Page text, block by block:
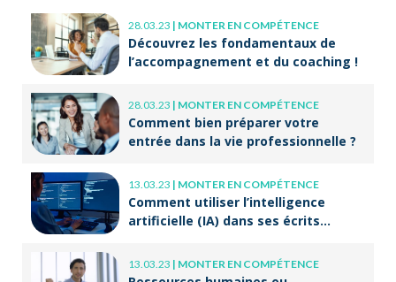
28.03.23 | MONTER EN COMPÉTENCE
Découvrez les fondamentaux de
l’accompagnement et du coaching !
28.03.23 | MONTER EN COMPÉTENCE
Comment bien préparer votre
entrée dans la vie professionnelle ?
13.03.23 | MONTER EN COMPÉTENCE
Comment utiliser l’intelligence
artificielle (IA) dans ses écrits
13.03.23 | MONTER EN COMPÉTENCE